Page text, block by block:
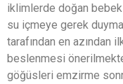
iklimlerde doğan
su içmeye gerek
tarafından en azından
beslenmesi
göğüsleri emzirme